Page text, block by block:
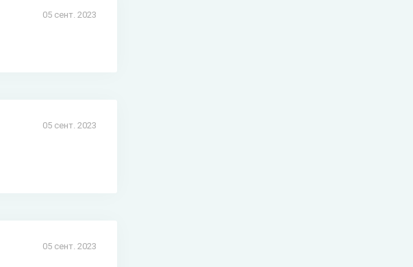
05 сент. 2023
05 сент. 2023
05 сент. 2023